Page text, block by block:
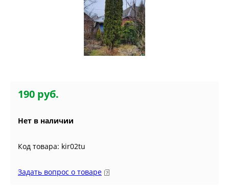
190 руб.
Нет в наличии
Код товара: kir02tu
Задать вопрос о товаре